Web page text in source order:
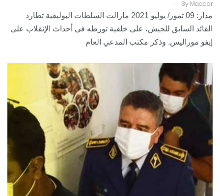
By Madaar
.
مدار: 09 تموز/ يوليو 2021 مازالت السلطات البوليفية تطارد
القائد السابق للجيش، على خلفية تورطه في أحداث الإنقلاب على
إيفو موراليس. وذكر مكتب المدعي العام